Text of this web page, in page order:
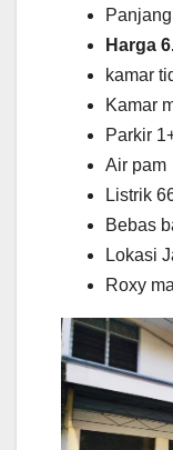
Harga
kamar
Kamar
Parkir
Air pam
Listrik
Bebas
Lokasi
Roxy